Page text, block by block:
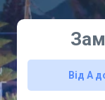
Від А